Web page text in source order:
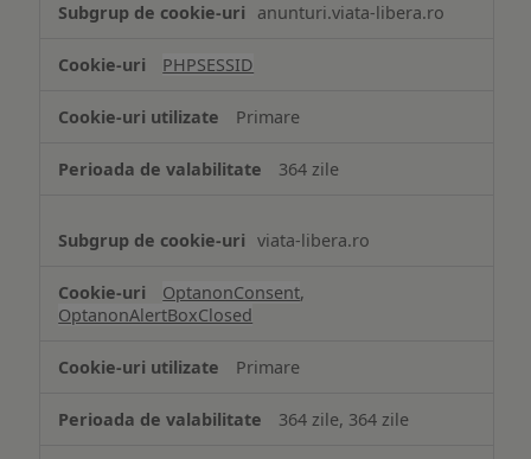
de
Cookie
necesare
anunturi.viata-libera.ro
PHPSESSID
Primare
364 zile
viata-libera.ro
OptanonConsent,
OptanonAlertBoxClosed
Primare
364 zile, 364 zile